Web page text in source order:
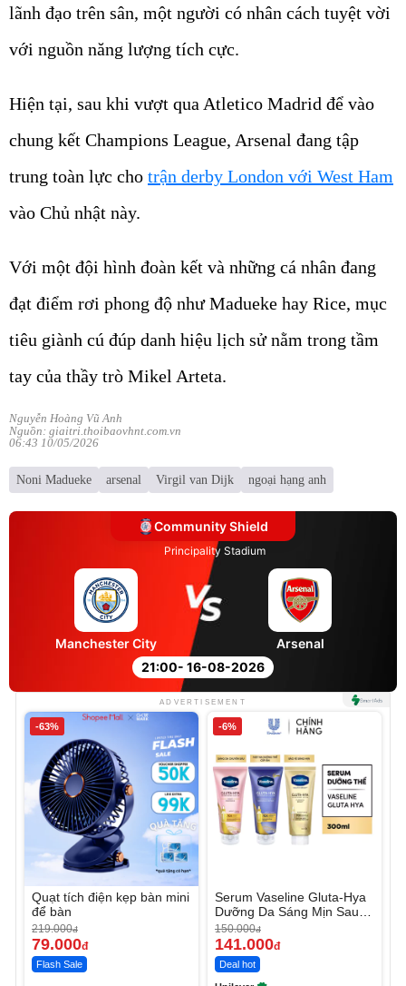
lãnh đạo trên sân, một người có nhân cách tuyệt vời
với nguồn năng lượng tích cực.
Hiện tại, sau khi vượt qua Atletico Madrid để vào
chung kết Champions League, Arsenal đang tập
trung toàn lực cho trận derby London với West Ham
vào Chủ nhật này.
Với một đội hình đoàn kết và những cá nhân đang
đạt điểm rơi phong độ như Madueke hay Rice, mục
tiêu giành cú đúp danh hiệu lịch sử nằm trong tầm
tay của thầy trò Mikel Arteta.
Nguyễn Hoàng Vũ Anh
Nguồn: giaitri.thoibaovhnt.com.vn
06:43 10/05/2026
Noni Madueke arsenal Virgil van Dijk ngoại hạng anh
Community Shield
Principality Stadium
21:00- 16-08-2026
Manchester City Arsenal
ADVERTISEMENT
-63%
Quạt tích điện kẹp bàn mini
để bàn
219.000đ
79.000đ
Flash Sale
-6%
Serum Vaseline Gluta-Hya
Dưỡng Da Sáng Mịn Sau 7
Ngày
150.000đ
141.000đ
Deal hot